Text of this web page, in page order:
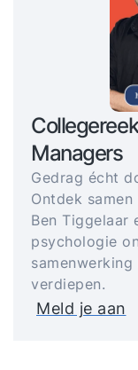
Managers
Gedrag écht
Ontdek
Ben Tiggelaar
psychologie
verdiepen.
Meld je aan